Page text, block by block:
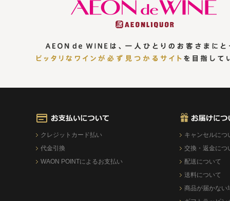
クレジットカード払い
代金引換
WAON POINTによるお支払い
キャンセルにつ
交換・返金につ
配送について
送料について
商品が届かない